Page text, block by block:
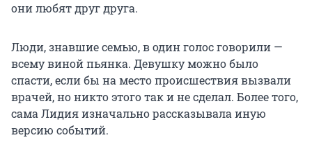
они любят друг друга.
Люди, знавшие семью, в один голос говорили —
всему виной пьянка. Девушку можно было
спасти, если бы на место происшествия вызвали
врачей, но никто этого так и не сделал. Более того,
сама Лидия изначально рассказывала иную
версию событий.